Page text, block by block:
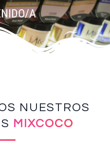
A
NUESTROS
MIXCOCO